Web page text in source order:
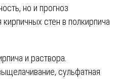
но и прогноз
стен в полкирпича
и раствора.
сульфатная